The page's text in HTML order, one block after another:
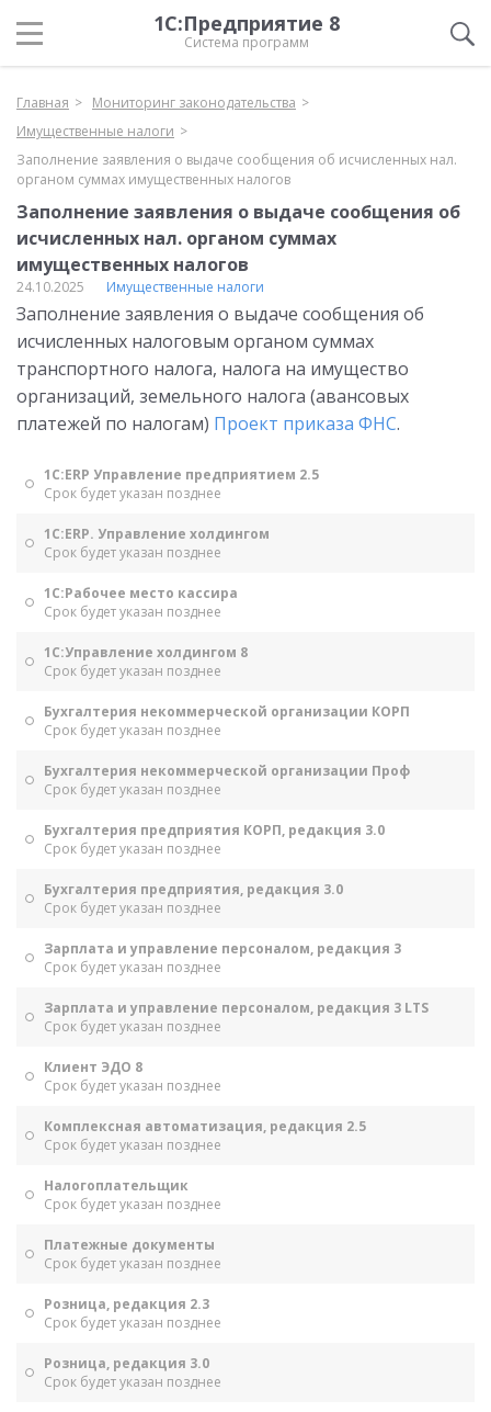
1С:Предприятие 8
Система программ
Главная
Мониторинг законодательства
Имущественные налоги
Заполнение заявления о выдаче сообщения об исчисленных нал.
органом суммах имущественных налогов
Заполнение заявления о выдаче сообщения об
исчисленных нал. органом суммах
имущественных налогов
24.10.2025 Имущественные налоги
Заполнение заявления о выдаче сообщения об
исчисленных налоговым органом суммах
транспортного налога, налога на имущество
организаций, земельного налога (авансовых
платежей по налогам) Проект приказа ФНС.
1С:ERP Управление предприятием 2.5
Срок будет указан позднее
1С:ERP. Управление холдингом
Срок будет указан позднее
1С:Рабочее место кассира
Срок будет указан позднее
1С:Управление холдингом 8
Срок будет указан позднее
Бухгалтерия некоммерческой организации КОРП
Срок будет указан позднее
Бухгалтерия некоммерческой организации Проф
Срок будет указан позднее
Бухгалтерия предприятия КОРП, редакция 3.0
Срок будет указан позднее
Бухгалтерия предприятия, редакция 3.0
Срок будет указан позднее
Зарплата и управление персоналом, редакция 3
Срок будет указан позднее
Зарплата и управление персоналом, редакция 3 LTS
Срок будет указан позднее
Клиент ЭДО 8
Срок будет указан позднее
Комплексная автоматизация, редакция 2.5
Срок будет указан позднее
Налогоплательщик
Срок будет указан позднее
Платежные документы
Срок будет указан позднее
Розница, редакция 2.3
Срок будет указан позднее
Розница, редакция 3.0
Срок будет указан позднее